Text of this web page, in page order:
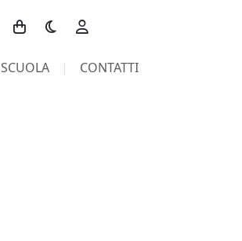
Toggle theme
SCUOLA CONTATTI